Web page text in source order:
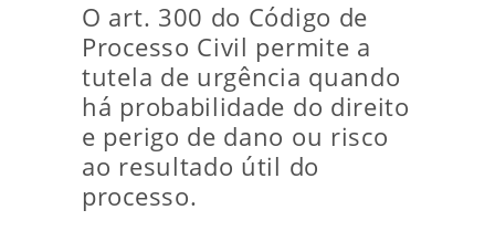
O art. 300 do Código de
Processo Civil permite a
tutela de urgência quando
há probabilidade do direito
e perigo de dano ou risco
ao resultado útil do
processo.